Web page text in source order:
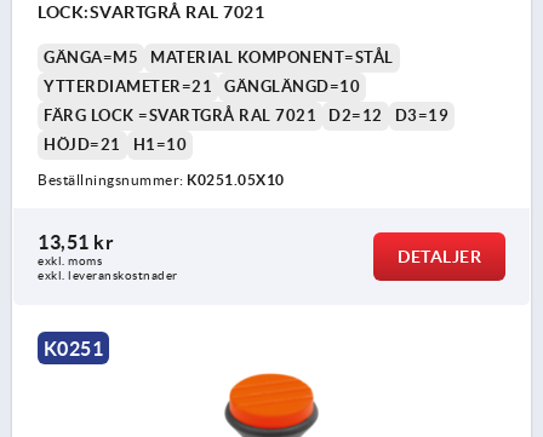
LOCK:SVARTGRÅ RAL 7021
GÄNGA=M5
MATERIAL KOMPONENT=STÅL
YTTERDIAMETER=21
GÄNGLÄNGD=10
FÄRG LOCK =SVARTGRÅ RAL 7021
D2=12
D3=19
HÖJD=21
H1=10
Beställningsnummer: K0251.05X10
13,51 kr
exkl. moms
exkl. leveranskostnader
DETALJER
K0251